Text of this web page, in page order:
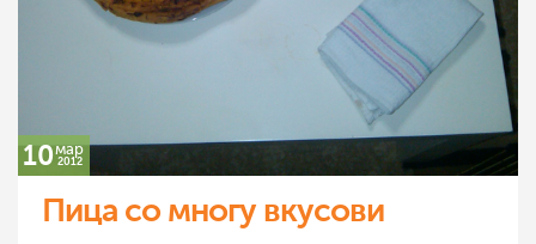
10мар
2012
Пица со многу вкусови